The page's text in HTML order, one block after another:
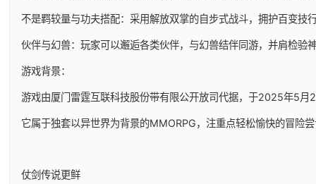
不是羁较量与功夫搭配：采用解放双掌的自步式战斗，拥护百变技
伙伴与幻兽：玩家可以邂逅各类伙伴，与幻兽结伴同游，并肩检验
游戏背景：
游戏由厦门雷霆互联科技股份带有限公开放司代据，于2025年5
它属于独套以异世界为背景的MMORPG，注重点轻松愉快的冒险
仗剑传说更鲜